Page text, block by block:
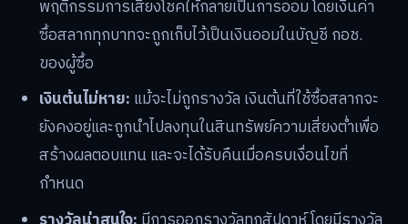
การออมที่มาพร้อมการลุ้นโชค:สลากเกษียณเปลี่ยน